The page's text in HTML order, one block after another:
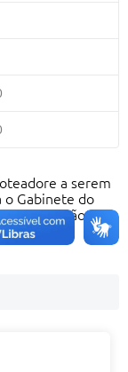
a serem
o Gabinete do
e Gestão